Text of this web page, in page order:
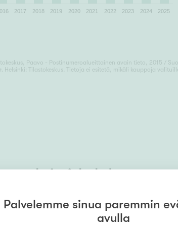
2017 2018 2019 2020 2021 2022 2023 2024 2025
Paavo - Postinumeroalueittainen avain tieto, 2015 /
Helsinki: Tilastokeskus. Tietoja ei esitetä, mikäli kauppoja
yksityiskohdasta
asuntosi keskineliöhinta viime
Palvelemme sinua paremmin
avulla